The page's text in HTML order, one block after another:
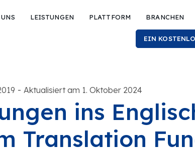
LEISTUNGEN PLATTFORM BRANCHEN
EIN
- Aktualisiert am 1. Oktober 2024
ins
Translation